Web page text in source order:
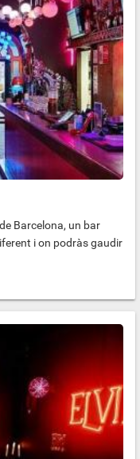
Barcelona, un bar
i on podràs gaudir